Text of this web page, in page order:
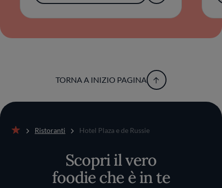
TORNA A INIZIO PAGINA
Ristoranti Hotel Plaza e de Russie
Scopri il vero
foodie che è in te